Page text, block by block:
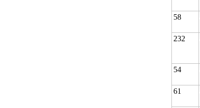
58
232
54
61